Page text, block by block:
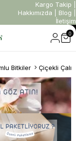
Kargo Takip
Hakkımızda
Blog
İletişim
0
Bitkiler Çiçekli